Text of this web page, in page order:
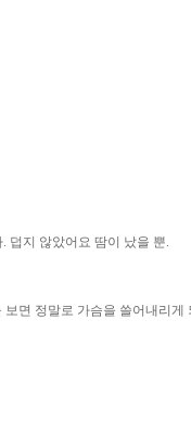
덥지 않았어요 땀이 났을 뿐.
면 정말로 가슴을 쓸어내리게